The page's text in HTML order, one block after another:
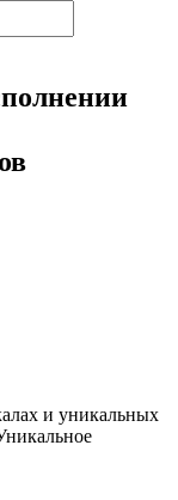
и уникальных